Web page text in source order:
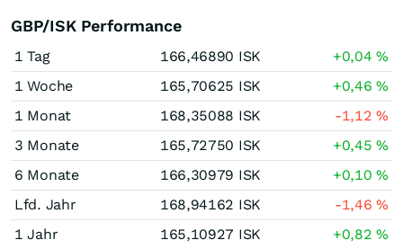
GBP/ISK Performance
1 Tag 166,46890 ISK +0,04%
1 Woche
165,70625 ISK +0,46%
1 Monat
168,35088 ISK -1,12%
3 Monate
165,72750 ISK +0,45%
6 Monate
166,30979 ISK +0,10%
Lfd. Jahr
168,94162 ISK -1,46%
1 Jahr
165,10927 ISK +0,82%